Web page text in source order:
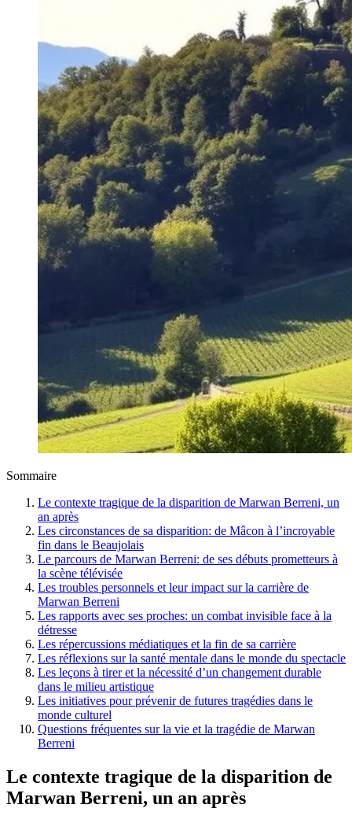
Sommaire
Le contexte tragique de la disparition de Marwan Berreni, un
an après
Les circonstances de sa disparition: de Mâcon à l’incroyable
fin dans le Beaujolais
Le parcours de Marwan Berreni: de ses débuts prometteurs à
la scène télévisée
Les troubles personnels et leur impact sur la carrière de
Marwan Berreni
Les rapports avec ses proches: un combat invisible face à la
détresse
Les répercussions médiatiques et la fin de sa carrière
Les réflexions sur la santé mentale dans le monde du spectacle
Les leçons à tirer et la nécessité d’un changement durable
dans le milieu artistique
Les initiatives pour prévenir de futures tragédies dans le
monde culturel
Questions fréquentes sur la vie et la tragédie de Marwan
Berreni
Le contexte tragique de la disparition de
Marwan Berreni, un an après